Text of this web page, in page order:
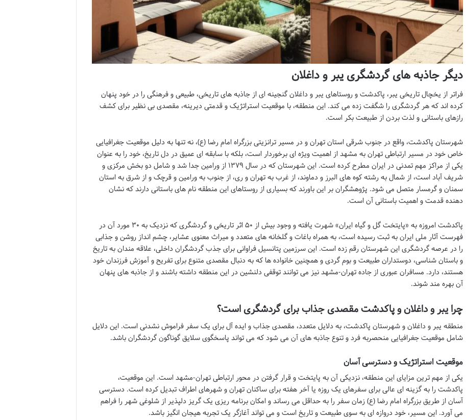
دیگر جاذبه های گردشگری یبر و داغلان
فراتر از یخچال تاریخی یبر، پاکدشت و روستاهای یبر و داغلان گنجینه ای از جاذبه های تاریخی، طبیعی و فرهنگی را در خود پنهان
کرده اند که هر گردشگری را شگفت زده می کند. این منطقه، با موقعیت استراتژیک و قدمتی دیرینه، مقصدی بی نظیر برای کشف
رازهای باستانی و لذت بردن از طبیعت بکر است.
شهرستان پاکدشت، واقع در جنوب شرقی استان تهران و در مسیر ترانزیتی بزرگراه امام رضا (ع)، نه تنها به دلیل موقعیت جغرافیایی
خاص خود در مسیر ارتباطی تهران به مشهد از اهمیت ویژه ای برخوردار است، بلکه با سابقه ای عمیق در دل تاریخ، خود را به عنوان
یکی از مراکز مهم تمدنی در ایران مطرح کرده است. این شهرستان که در سال ۱۳۷۹ از ورامین جدا شد و شامل دو بخش مرکزی و
شریف آباد است، از شمال به رشته کوه های البرز و دماوند، از غرب به تهران و ری، از جنوب به ورامین و قرچک و از شرق به استان
سمنان و گرمسار متصل می شود. پژوهشگران بر این باورند که بسیاری از روستاهای این منطقه نام های باستانی دارند که نشان
دهنده قدمت و اهمیت باستانی آن است.
پاکدشت امروزه به «پایتخت گل و گیاه ایران» شهرت یافته و وجود بیش از ۵۰ اثر تاریخی و گردشگری که نزدیک به ۳۰ مورد آن در
فهرست آثار ملی ایران به ثبت رسیده است، به همراه باغات و گلخانه های متعدد و میراث معنوی عشایر، چشم انداز روشن و جذابی
را در عرصه گردشگری این شهرستان رقم زده است. این سرزمین پتانسیل فراوانی برای جذب گردشگران داخلی، علاقه مندان به تاریخ
و باستان شناسی، دوستداران طبیعت و بوم گردی و همچنین خانواده ها که به دنبال مقصدی متنوع برای تفریح و آموزش فرزندان خود
هستند، دارد. مسافران عبوری از جاده تهران-مشهد نیز می توانند توقفی دلنشین در این منطقه داشته باشند و از جاذبه های پنهان
آن بهره مند شوند.
چرا یبر و داغلان و پاکدشت مقصدی جذاب برای گردشگری است؟
منطقه یبر و داغلان و شهرستان پاکدشت، به دلایل متعدد، مقصدی جذاب و ایده آل برای یک سفر فراموش نشدنی است. این دلایل
شامل موقعیت جغرافیایی منحصربه فرد و تنوع جاذبه های آن می شود که می تواند پاسخگوی سلایق گوناگون گردشگران باشد.
موقعیت استراتژیک و دسترسی آسان
یکی از مهم ترین مزایای این منطقه، نزدیکی آن به پایتخت و قرار گرفتن در محور ارتباطی تهران-مشهد است. این موقعیت،
پاکدشت را به گزینه ای عالی برای سفرهای یک روزه یا آخر هفته برای ساکنان تهران و شهرهای اطراف تبدیل کرده است. دسترسی
آسان از طریق بزرگراه امام رضا (ع) زمان سفر را به حداقل می رساند و امکان برنامه ریزی یک گریز دلپذیر از شلوغی شهر را فراهم
می آورد. این مسیر، خود دروازه ای به سوی طبیعت و تاریخ است و می تواند آغازگر یک تجربه هیجان انگیز باشد.